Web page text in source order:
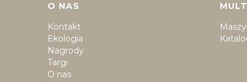
Linki w stopce
O NAS
Kontakt
Ekologia
Nagrody
Targi
O nas